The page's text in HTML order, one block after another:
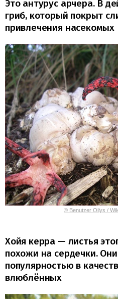
Это антурус арчера. В
гриб, который покрыт
привлечения насекомых
© Benutzer Oilys /
Хойя керра — листья
похожи на сердечки.
популярностью в
влюблённых